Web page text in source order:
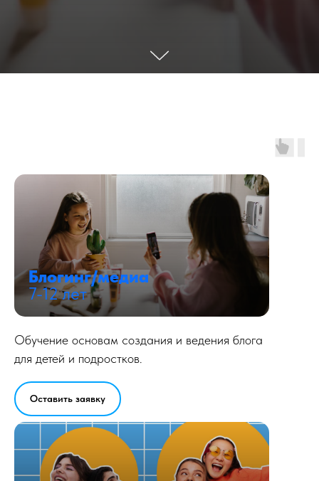
Блогинг/медиа
7-12 лет
Обучение основам создания и ведения блога
для детей и подростков.
Оставить заявку